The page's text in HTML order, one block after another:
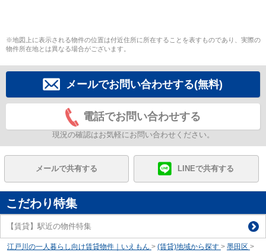
※地図上に表示される物件の位置は付近住所に所在することを表すものであり、実際の
物件所在地とは異なる場合がございます。
メールでお問い合わせする(無料)
電話でお問い合わせする
現況の確認はお気軽にお問い合わせください。
メールで共有する LINEで共有する
こだわり特集
【賃貸】駅近の物件特集
江戸川の一人暮らし向け賃貸物件｜いえもん > (賃貸)地域から探す > 墨田区 >